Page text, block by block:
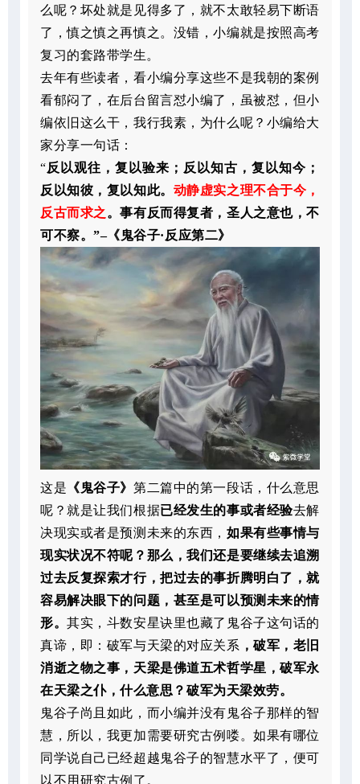
么呢？坏处就是见得多了，就不太敢轻易下断语
了，慎之慎之再慎之。没错，小编就是按照高考
复习的套路带学生。
去年有些读者，看小编分享这些不是我朝的案例
看郁闷了，在后台留言怼小编了，虽被怼，但小
编依旧这么干，我行我素，为什么呢？小编给大
家分享一句话：
“反以观往，复以验来；反以知古，复以知今；
反以知彼，复以知此。 动静虚实之理不合于今，
反古而求之。事有反而得复者，圣人之意也，不
可不察。”–《鬼谷子·反应第二》
这是 《鬼谷子》第二篇中的第一段话，什么意思
呢？就是让我们根据已经发生的事或者经验去解
决现实或者是预测未来的东西，如果有些事情与
现实状况不符呢？那么，我们还是要继续去追溯
过去反复探索才行，把过去的事折腾明白了，就
容易解决眼下的问题，甚至是可以预测未来的情
形。其实，斗数安星诀里也藏了鬼谷子这句话的
真谛，即：破军与天梁的对应关系 ，破军，老旧
消逝之物之事，天梁是佛道五术哲学星，破军永
在天梁之仆，什么意思？破军为天梁效劳。
鬼谷子尚且如此，而小编并没有鬼谷子那样的智
慧，所以，我更加需要研究古例喽。如果有哪位
同学说自己已经超越鬼谷子的智慧水平了，便可
以不用研究古例了。